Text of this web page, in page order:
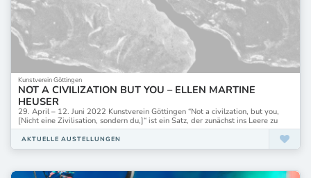
Kunstverein Göttingen
NOT A CIVILIZATION BUT YOU – ELLEN MARTINE
HEUSER
29. April – 12. Juni 2022 Kunstverein Göttingen “Not a civilzation, but you,
[Nicht eine Zivilisation, sondern du,]“ ist ein Satz, der zunächst ins Leere zu
AKTUELLE AUSTELLUNGEN